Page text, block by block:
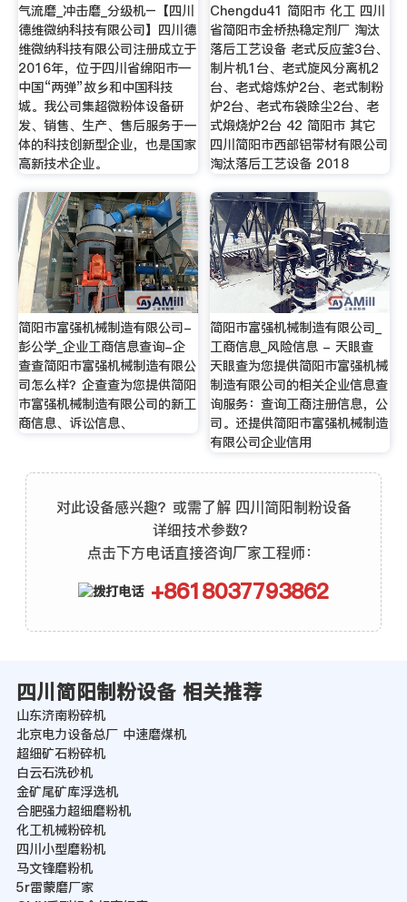
气流磨_冲击磨_分级机–【四川
德维微纳科技有限公司】四川德
维微纳科技有限公司注册成立于
2016年，位于四川省绵阳市—
中国“两弹”故乡和中国科技
城。我公司集超微粉体设备研
发、销售、生产、售后服务于一
体的科技创新型企业，也是国家
高新技术企业。
Chengdu41 简阳市 化工 四川
省简阳市金桥热稳定剂厂 淘汰
落后工艺设备 老式反应釜3台、
制片机1台、老式旋风分离机2
台、老式熔炼炉2台、老式制粉
炉2台、老式布袋除尘2台、老
式煅烧炉2台 42 简阳市 其它
四川简阳市西部铝带材有限公司
淘汰落后工艺设备 2018
简阳市富强机械制造有限公司-
彭公学_企业工商信息查询-企
查查简阳市富强机械制造有限公
司怎么样？企查查为您提供简阳
市富强机械制造有限公司的新工
商信息、诉讼信息、
简阳市富强机械制造有限公司_
工商信息_风险信息 - 天眼查
天眼查为您提供简阳市富强机械
制造有限公司的相关企业信息查
询服务：查询工商注册信息，公
司。还提供简阳市富强机械制造
有限公司企业信用
对此设备感兴趣？或需了解 四川简阳制粉设备
详细技术参数？
点击下方电话直接咨询厂家工程师：
+8618037793862
四川简阳制粉设备 相关推荐
山东济南粉碎机
北京电力设备总厂 中速磨煤机
超细矿石粉碎机
白云石洗砂机
金矿尾矿库浮选机
合肥强力超细磨粉机
化工机械粉碎机
四川小型磨粉机
马文锋磨粉机
5r雷蒙磨厂家